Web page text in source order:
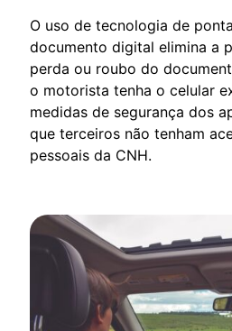
O uso de tecnologia de
documento digital elimina a
perda ou roubo do
o motorista tenha o celular
medidas de segurança dos
que terceiros não tenham
pessoais da CNH.